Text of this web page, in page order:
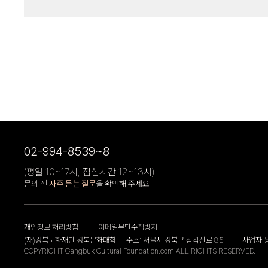
02-994-8539~8
(평일 10~17시, 점심시간 12~13시)
문의 전 자주 묻는 질문을 확인해 주세요
개인정보 처리방침
이메일무단수집방지
(재)강북문화재단 강북문화대학
주소: 서울시 강북구 삼각산로 85
사업자
COPYRIGHT Gangbuk Cultural Foundation.com ALL RIGHTS RESERVED.